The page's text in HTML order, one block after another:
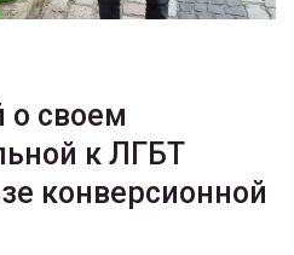
о своем
к ЛГБТ
конверсионной